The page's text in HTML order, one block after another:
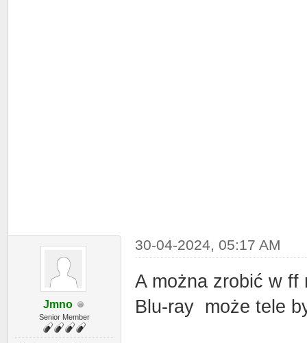
Jmno
Senior Member
30-04-2024, 05:17 AM
A można zrobić w
Blu-ray może tele